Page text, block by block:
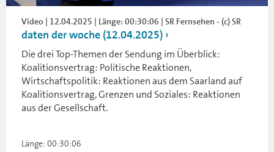
Video | 12.04.2025 | Länge: 00:30:06 | SR Fernsehen - (c) SR
daten der woche (12.04.2025)
Die drei Top-Themen der Sendung im Überblick:
Koalitionsvertrag: Politische Reaktionen,
Wirtschaftspolitik: Reaktionen aus dem Saarland auf
Koalitionsvertrag, Grenzen und Soziales: Reaktionen
aus der Gesellschaft.
Länge: 00:30:06